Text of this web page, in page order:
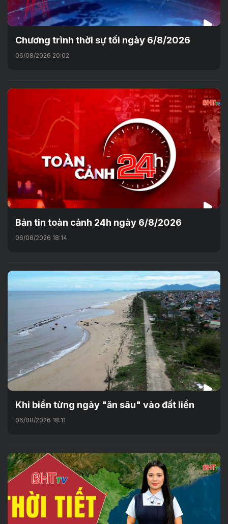
Chương trình thời sự tối ngày 6/8/2026
06/08/2026 20:02
Bản tin toàn cảnh 24h ngày 6/8/2026
06/08/2026 18:14
Khi biển từng ngày "ăn sâu" vào đất liền
06/08/2026 18:11